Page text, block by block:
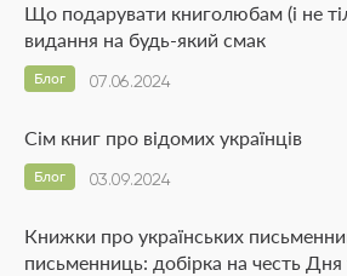
Що подарувати книголюбам (і не
видання на будь-який смак
07.06.2024
Блог
Сім книг про відомих українців
03.09.2024
Блог
Книжки про українських
письменниць: добірка на честь Дня